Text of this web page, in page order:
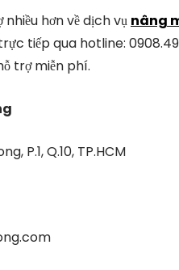
hơn về dịch vụ nâng
tiếp qua hotline:
trợ miễn phí.
P.1, Q.10, TP.HCM